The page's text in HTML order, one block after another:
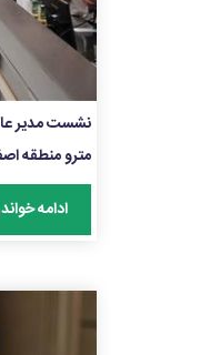
نشست مدیر
مترو منطقه
ادامه